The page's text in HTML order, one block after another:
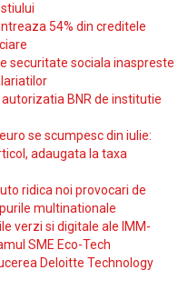
54% din creditele
securitate sociala inaspreste
BNR de institutie
se scumpesc din iulie:
adaugata la taxa
ridica noi provocari de
multinationale
verzi si digitale ale IMM-
SME Eco-Tech
Deloitte Technology